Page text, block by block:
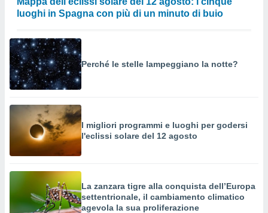
luoghi in Spagna con più di un minuto di buio
Perché le stelle lampeggiano la notte?
I migliori programmi e luoghi per godersi
l'eclissi solare del 12 agosto
La zanzara tigre alla conquista dell’Europa
settentrionale, il cambiamento climatico
agevola la sua proliferazione